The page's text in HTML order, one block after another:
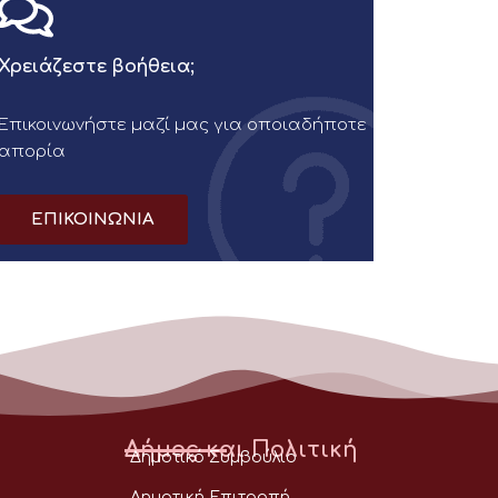
Χρειάζεστε βοήθεια;
Επικοινωνήστε μαζί μας για οποιαδήποτε
απορία
ΕΠΙΚΟΙΝΩΝΙΑ
Δήμος και Πολιτική
Δημοτικό Συμβούλιο